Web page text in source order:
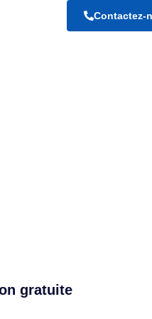
Contactez-
gratuite